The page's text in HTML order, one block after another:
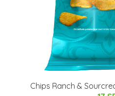
Chips Ranch &